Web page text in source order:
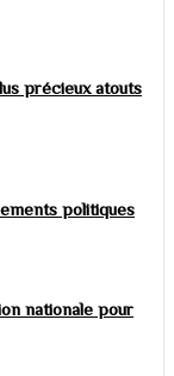
précieux atouts
politiques
nationale pour